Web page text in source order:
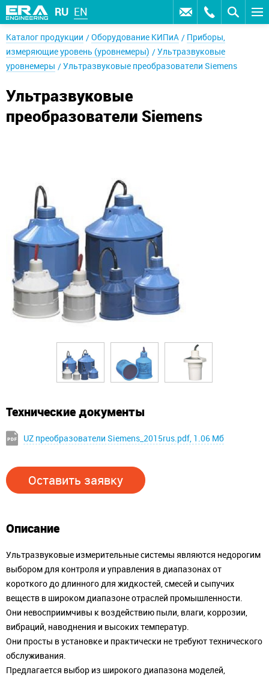
RU EN
Каталог продукции Оборудование КИПиА
Приборы,
измеряющие уровень (уровнемеры)
Ультразвуковые
уровнемеры
Ультразвуковые преобразователи Siemens
Ультразвуковые
преобразователи Siemens
Технические документы
UZ преобразователи Siemens_2015rus.pdf, 1.06 Мб
Оставить заявку
Описание
Ультразвуковые измерительные системы являются недорогим
выбором для контроля и управления в диапазонах от
короткого до длинного для жидкостей, смесей и сыпучих
веществ в широком диапазоне отраслей промышленности.
Они невосприимчивы к воздействию пыли, влаги, коррозии,
вибраций, наводнения и высоких температур.
Они просты в установке и практически не требуют технического
обслуживания.
Предлагается выбор из широкого диапазона моделей,